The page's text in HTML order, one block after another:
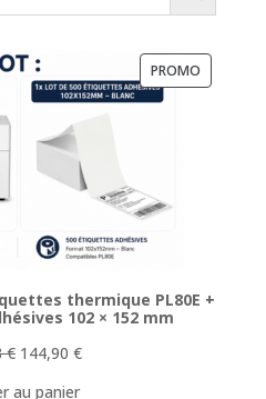
PROMO
thermique PL80E +
102 × 152 mm
€ Le
144,90 €Le
au panier